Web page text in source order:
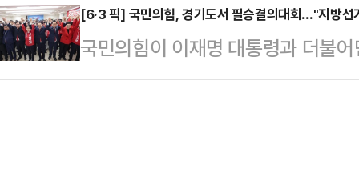
픽훼미리타운(문정동)과 아시아선
불리는 대단지로, 지하철 5·9호선
이용할 수 있는 더블 역세권에 위…
성과급 충돌이 이제는 시장에서 투
시작하면서 파장이 걷잡을 수 없이
주주행동 실천본부'는 이날 오전 서
[6·3 픽] 국민의힘, 경기도서 필승결의대회…"지방선
국민의힘이 이재명 대통령과 더불
비판을 쏟아내며 파상공세를 펼쳤